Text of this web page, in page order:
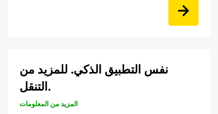
نفس التطبيق الذكي. للمزيد من
التنقل.
المزيد من المعلومات